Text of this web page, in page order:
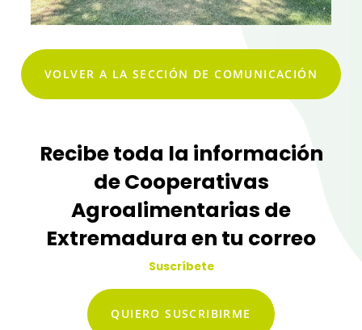
VOLVER A LA SECCIÓN DE COMUNICACIÓN
Recibe toda la información
de Cooperativas
Agroalimentarias de
Extremadura en tu correo
Suscríbete
QUIERO SUSCRIBIRME